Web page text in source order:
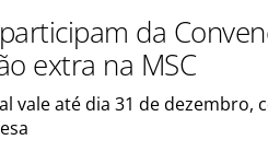
da
extra na MSC
vale até dia 31 de